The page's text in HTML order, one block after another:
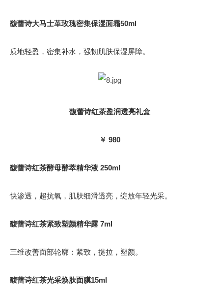
馥蕾诗大马士革玫瑰密集保湿面霜50ml
质地轻盈，密集补水，强韧肌肤保湿屏障。
馥蕾诗红茶盈润透亮礼盒
￥ 980
馥蕾诗红茶酵母酵萃精华液 250ml
快渗透，超抗氧，肌肤细滑透亮，绽放年轻光采。
馥蕾诗红茶紧致塑颜精华露 7ml
三维改善面部轮廓：紧致，提拉，塑颜。
馥蕾诗红茶光采焕肤面膜15ml